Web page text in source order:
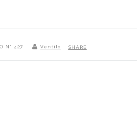
N° 427 Ventilo SHARE